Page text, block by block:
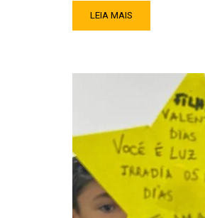
LEIA MAIS